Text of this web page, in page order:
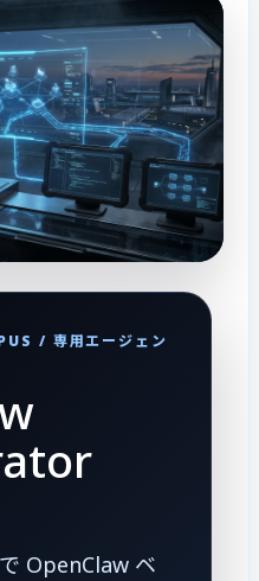
/ 専用エージェン
OpenClaw ベ